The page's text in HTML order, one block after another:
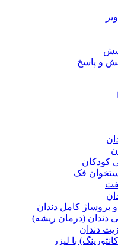
و پاسخ
کودکان
فک
بروساژ کامل دندان
(درمان ریشه)
دندان
با لیزر